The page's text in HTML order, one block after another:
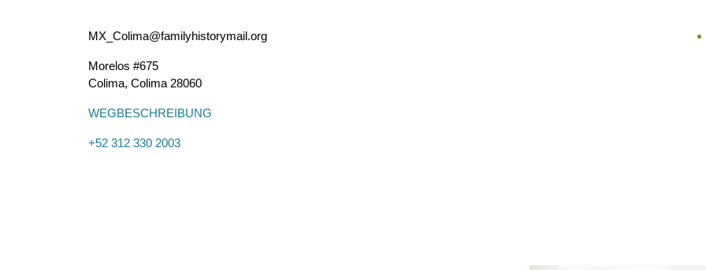
MX_Colima@familyhistorymail.org
Morelos #675
Colima, Colima 28060
WEGBESCHREIBUNG
+52 312 330 2003